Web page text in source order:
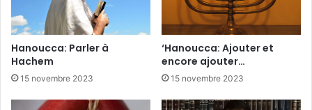
Hanoucca: Parler à
Hachem
15 novembre 2023
‘Hanoucca: Ajouter et
encore ajouter…
15 novembre 2023